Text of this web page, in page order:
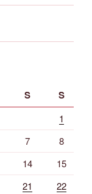
S S
1
7
8
14
15
21
22